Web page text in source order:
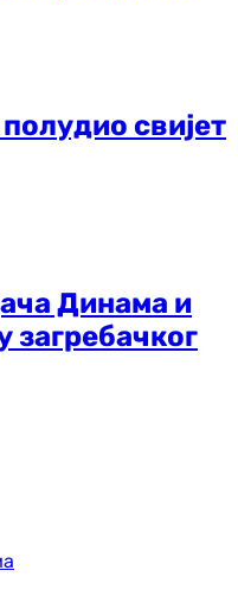
полудио свијет
Динама и
загребачког